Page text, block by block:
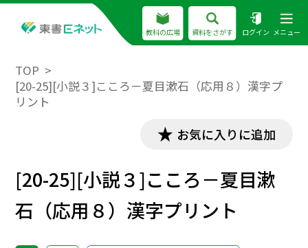
教科の広場 資料をさがす ログイン メニュー
TOP
[20-25][小説３]こころ－夏目漱石（応用８）漢字プ
リント
お気に入りに追加
[20-25][小説３]こころ－夏目漱
石（応用８）漢字プリント